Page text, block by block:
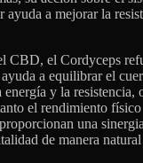
ayuda a mejorar la
CBD, el Cordyceps
a equilibrar el
y la resistencia,
el rendimiento
una
de manera